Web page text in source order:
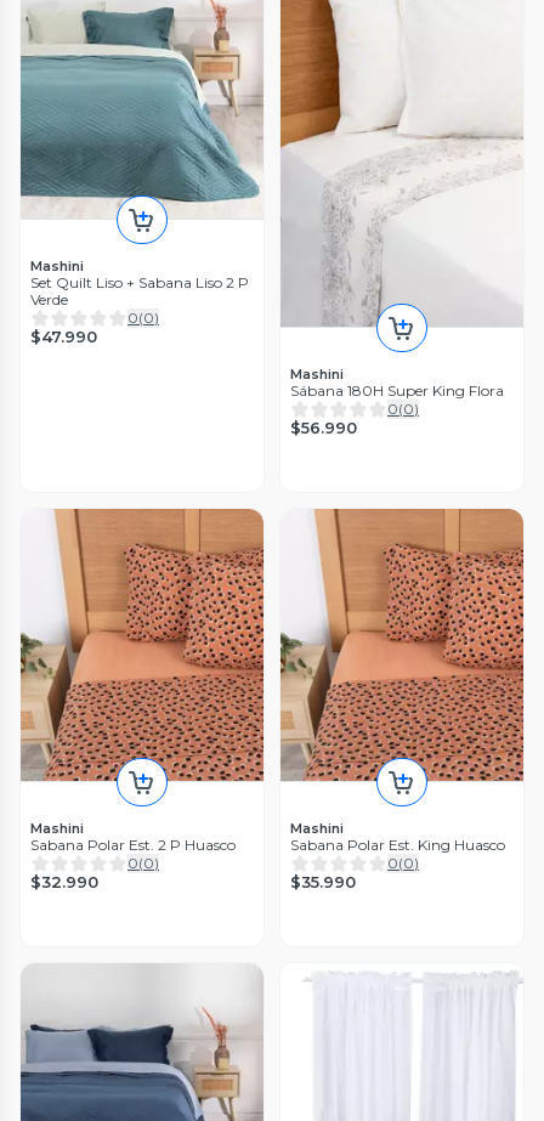
Mashini
Set Quilt Liso + Sabana Liso 2 P
Verde
0(0)
$47.990
Mashini
Sábana 180H Super King Flora
0(0)
$56.990
Mashini
Sabana Polar Est. 2 P Huasco
0(0)
$32.990
Mashini
Sabana Polar Est. King Huasco
0(0)
$35.990